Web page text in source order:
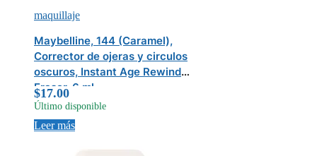
maquillaje
Maybelline, 144 (Caramel),
Corrector de ojeras y circulos
oscuros, Instant Age Rewind
Eraser, 6 ml
$17.00
Último disponible
Leer más